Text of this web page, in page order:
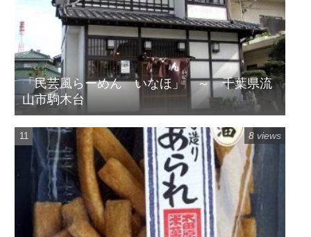
「民芸風らーめん いなほ」 ～ 千葉県流
山市駒木台
8 views